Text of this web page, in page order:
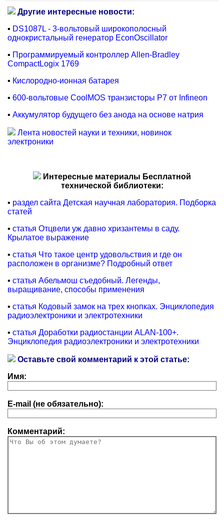
Другие интересные новости:
▪ DS1087L - 3-вольтовый широкополосный
однокристальный генератор EconOscillator
▪ Программируемый контроллер Allen-Bradley
CompactLogix 1769
▪ Кислородно-ионная батарея
▪ 600-вольтовые CoolMOS транзисторы P7 от Infineon
▪ Аккумулятор будущего без анода на основе натрия
Лента новостей науки и техники, новинок
электроники
Интересные материалы Бесплатной
технической библиотеки:
▪ раздел сайта Детская научная лаборатория. Подборка
статей
▪ статья Отцвели уж давно хризантемы в саду.
Крылатое выражение
▪ статья Что такое центр удовольствия и где он
расположен в организме? Подробный ответ
▪ статья Абельмош съедобный. Легенды,
выращивание, способы применения
▪ статья Кодовый замок на трех кнопках. Энциклопедия
радиоэлектроники и электротехники
▪ статья Доработки радиостанции ALAN-100+.
Энциклопедия радиоэлектроники и электротехники
Оставьте свой комментарий к этой статье:
Имя:
E-mail (не обязательно):
Комментарий: